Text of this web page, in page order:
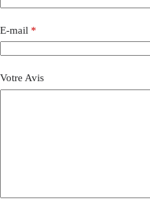
E-mail *
Votre Avis